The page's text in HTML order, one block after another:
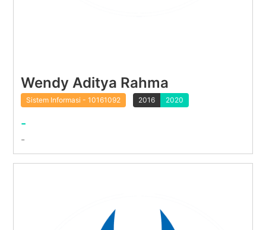
Wendy Aditya Rahma
Sistem Informasi - 10161092 2016 2020
-
-